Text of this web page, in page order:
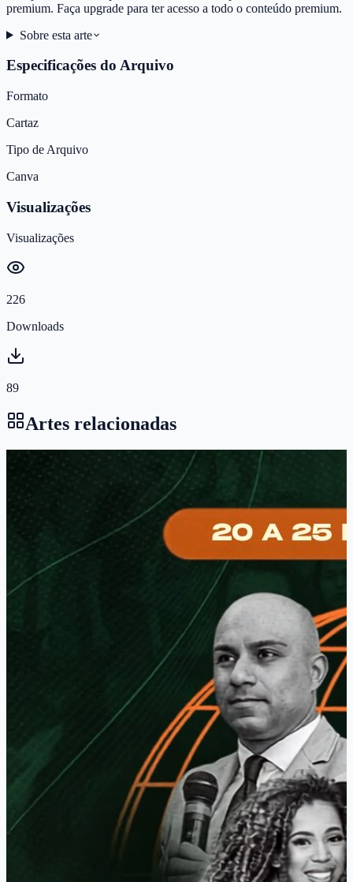
premium. Faça upgrade para ter acesso a todo o conteúdo premium.
Sobre esta arte
Especificações do Arquivo
Formato
Cartaz
Tipo de Arquivo
Canva
Visualizações
Visualizações
226
Downloads
89
Artes relacionadas